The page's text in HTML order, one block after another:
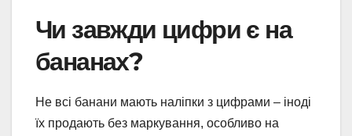
Чи завжди цифри є на
бананах?
Не всі банани мають наліпки з цифрами – іноді
їх продають без маркування, особливо на